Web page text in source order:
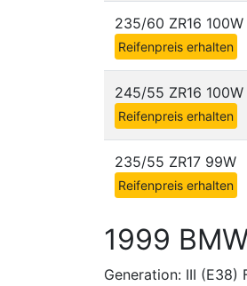
235/60 ZR16 100W
Reifenpreis erhalten
245/55 ZR16 100W
Reifenpreis erhalten
235/55 ZR17 99W
Reifenpreis erhalten
1999
Generation: III (E38)